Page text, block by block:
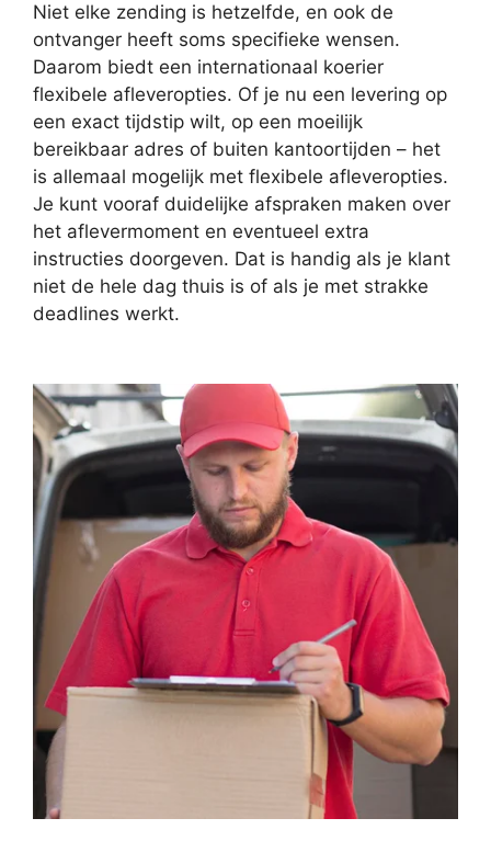
Niet elke zending is hetzelfde, en ook de
ontvanger heeft soms specifieke wensen.
Daarom biedt een internationaal koerier
flexibele afleveropties. Of je nu een levering op
een exact tijdstip wilt, op een moeilijk
bereikbaar adres of buiten kantoortijden – het
is allemaal mogelijk met flexibele afleveropties.
Je kunt vooraf duidelijke afspraken maken over
het aflevermoment en eventueel extra
instructies doorgeven. Dat is handig als je klant
niet de hele dag thuis is of als je met strakke
deadlines werkt.